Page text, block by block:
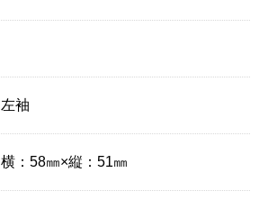
左袖
横：58㎜×縦：51㎜